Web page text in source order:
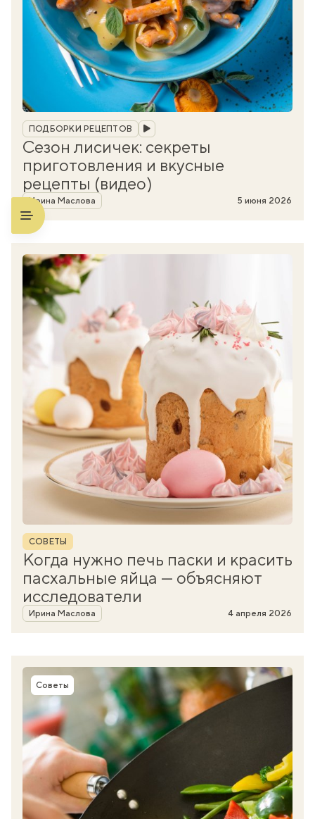
Рубрика
ПОДБОРКИ РЕЦЕПТОВ
Сезон лисичек: секреты
приготовления и вкусные
рецепты (видео)
Автор
Ирина Маслова 5 июня 2026
Рубрика
СОВЕТЫ
Когда нужно печь паски и красить
пасхальные яйца — объясняют
исследователи
Автор
Ирина Маслова 4 апреля 2026
Советы